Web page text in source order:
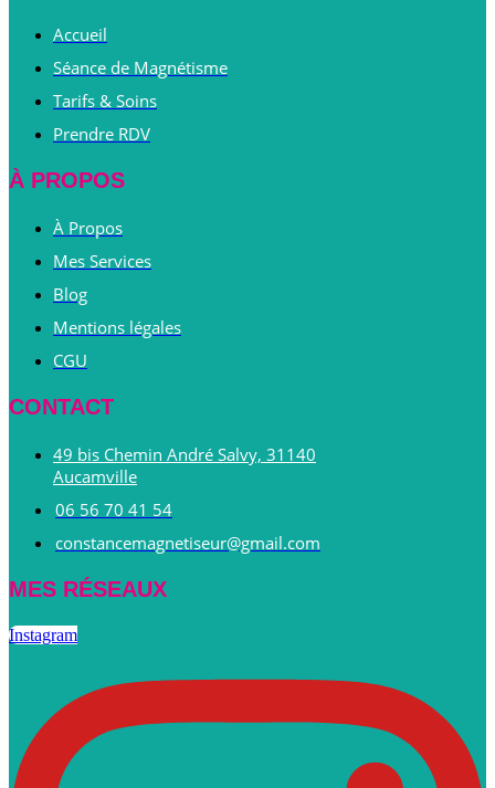
Accueil
Séance de Magnétisme
Tarifs & Soins
Prendre RDV
À PROPOS
À Propos
Mes Services
Blog
Mentions légales
CGU
CONTACT
49 bis Chemin André Salvy, 31140
Aucamville
06 56 70 41 54
constancemagnetiseur@gmail.com
MES RÉSEAUX
Instagram